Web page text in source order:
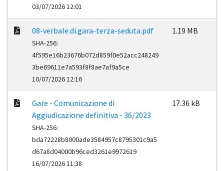
03/07/2026 12:01
08-verbale.di.gara-terza-seduta.pdf
SHA-256:
4f595e16b23676b072d859f0e52acc248249
3be69611e7a593f8f8ae7af9a5ce
10/07/2026 12:16
1.19 MB
Gare - Comunicazione di
Aggiudicazione definitiva - 36/2023
SHA-256:
bda72228b8000ade3584957c8795301c9a5
d67a8d04000b96ced3261e9972619
16/07/2026 11:38
17.36 kB